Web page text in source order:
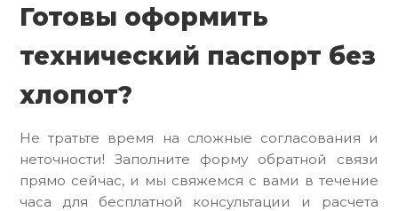
Готовы оформить
технический паспорт без
хлопот?
Не тратьте время на сложные согласования и
неточности! Заполните форму обратной связи
прямо сейчас, и мы свяжемся с вами в течение
часа для бесплатной консультации и расчета